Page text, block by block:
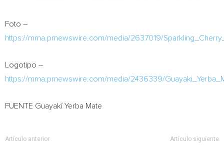
Foto –
https://mma.prnewswire.com/media/2637019/
Logotipo –
https://mma.prnewswire.com/media/2436339/
FUENTE Guayakí Yerba Mate
Artículo anterior Artículo siguiente